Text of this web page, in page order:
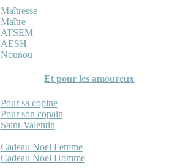
Maîtresse
Maître
ATSEM
AESH
Nounou
Et pour les amoureux
Pour sa copine
Pour son copain
Saint-Valentin
Cadeau Noel Femme
Cadeau Noel Homme